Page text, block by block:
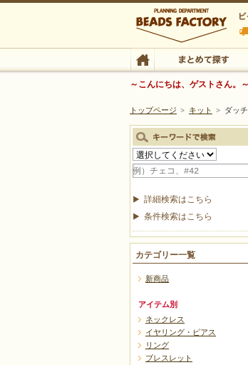
ビーズファクトリー ビーズ
ビ
ビーズ・アクセサリーの専門
TOP まとめて探す
～こんにちは、ゲストさん。～
トップページ > キット > ダッ
詳細検索はこちら
条件検索はこちら
カテゴリー一覧
新商品
アイテム別
ネックレス
イヤリング・ピアス
リング
ブレスレット